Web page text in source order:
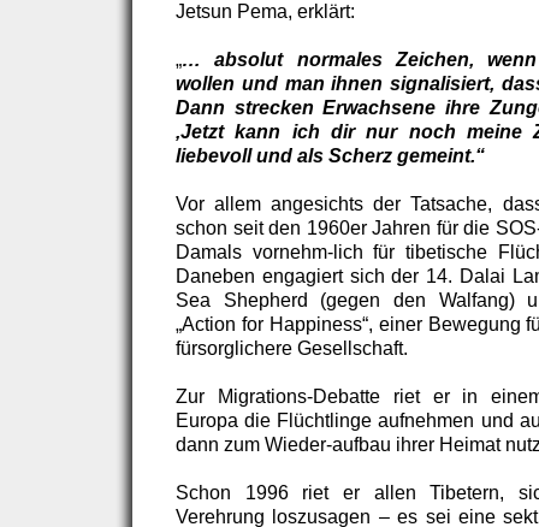
Jetsun Pema, erklärt:
„… absolut normales Zeichen,
wollen und man ihnen signalisiert,
Dann strecken Erwachsene ihre
‚Jetzt kann ich dir nur noch meine
liebevoll und als Scherz gemeint.“
Vor allem angesichts der Tatsache,
schon seit den 1960er Jahren für die
Damals vornehm-lich für tibetische
Daneben engagiert sich der 14. Dalai
Sea Shepherd (gegen den Walfang)
„Action for Happiness“, einer Bewegung
fürsorglichere Gesellschaft.
Zur Migrations-Debatte riet er in
Europa die Flüchtlinge aufnehmen und
dann zum Wieder-aufbau ihrer Heimat
Schon 1996 riet er allen Tibetern,
Verehrung loszusagen – es sei eine